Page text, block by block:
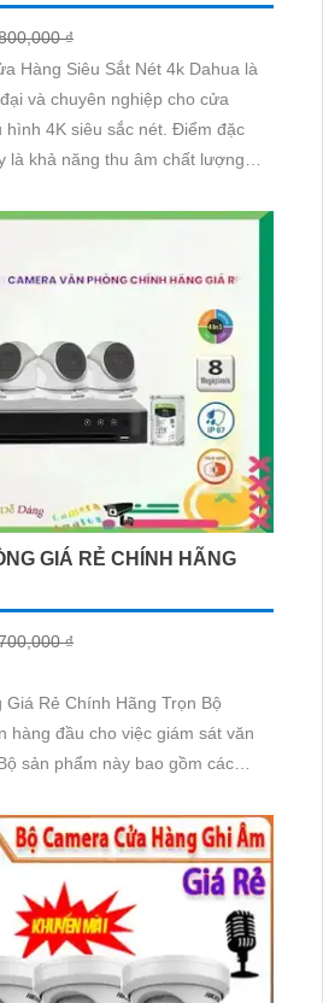
₫
Hàng Siêu Sắt Nét 4k Dahua là
và chuyên nghiệp cho cửa
siêu sắc nét. Điểm đặc
là khả năng thu âm chất lượng
hình ảnh CMOS, hồng ngoại
sáng WDR, và tích hợp bộ giải
nghiệm quan sát an toàn và tin
GIÁ RẺ CHÍNH HÃNG
₫
Giá Rẻ Chính Hãng Trọn Bộ
hàng đầu cho việc giám sát văn
chống nước, ghi hình chất
phẩm này